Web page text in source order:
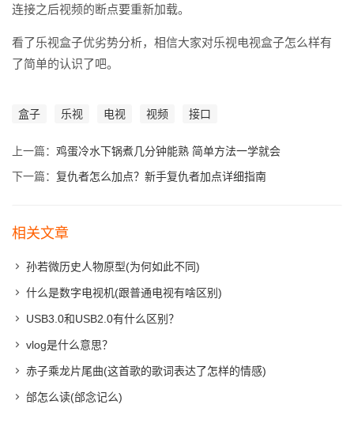
连接之后视频的断点要重新加载。
看了乐视盒子优劣势分析，相信大家对乐视电视盒子怎么样有
了简单的认识了吧。
盒子 乐视 电视 视频 接口
上一篇： 鸡蛋冷水下锅煮几分钟能熟 简单方法一学就会
下一篇： 复仇者怎么加点？新手复仇者加点详细指南
相关文章
孙若微历史人物原型(为何如此不同)
什么是数字电视机(跟普通电视有啥区别)
USB3.0和USB2.0有什么区别？
vlog是什么意思？
赤子乘龙片尾曲(这首歌的歌词表达了怎样的情感)
邰怎么读(邰念记么)